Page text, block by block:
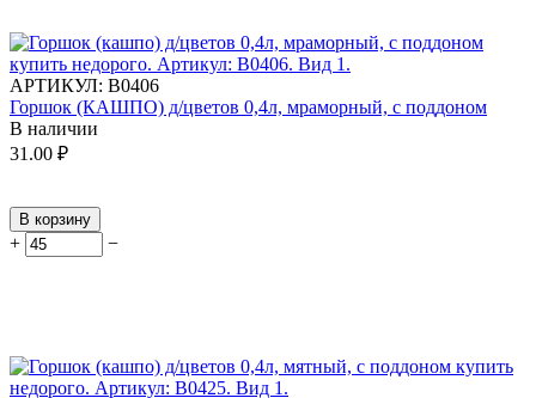
АРТИКУЛ: В0406
Горшок (КАШПО) д/цветов 0,4л, мраморный, с поддоном
В наличии
31.00 ₽
В корзину
+ −